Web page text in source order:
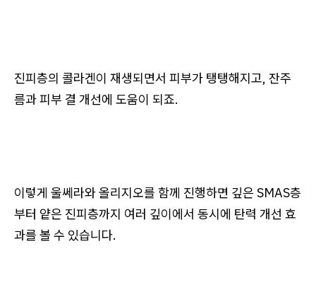
진피층의 콜라겐이 재생되면서 피부가 탱탱해지고, 잔주
름과 피부 결 개선에 도움이 되죠.
이렇게 울쎄라와 올리지오를 함께 진행하면 깊은 SMAS층
부터 얕은 진피층까지 여러 깊이에서 동시에 탄력 개선 효
과를 볼 수 있습니다.